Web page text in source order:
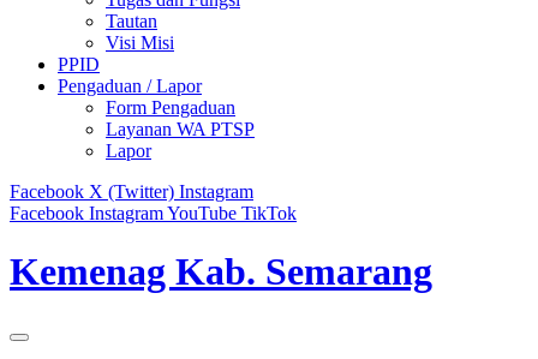
Tautan
Visi Misi
PPID
Pengaduan / Lapor
Form Pengaduan
Layanan WA PTSP
Lapor
Facebook X (Twitter) Instagram
Facebook InstagramYouTube TikTok
Kemenag Kab. Semarang